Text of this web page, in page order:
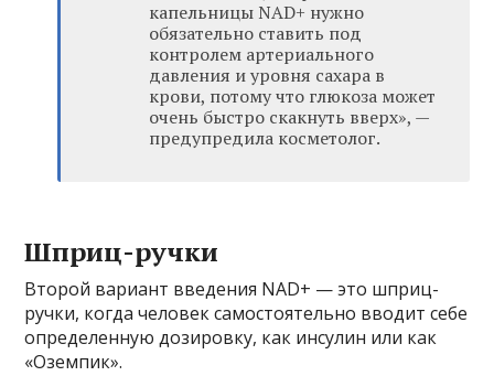
капельницы NAD+ нужно
обязательно ставить под
контролем артериального
давления и уровня сахара в
крови, потому что глюкоза может
очень быстро скакнуть вверх», —
предупредила косметолог.
Шприц-ручки
Второй вариант введения NAD+ — это шприц-
ручки, когда человек самостоятельно вводит себе
определенную дозировку, как инсулин или как
«Оземпик».